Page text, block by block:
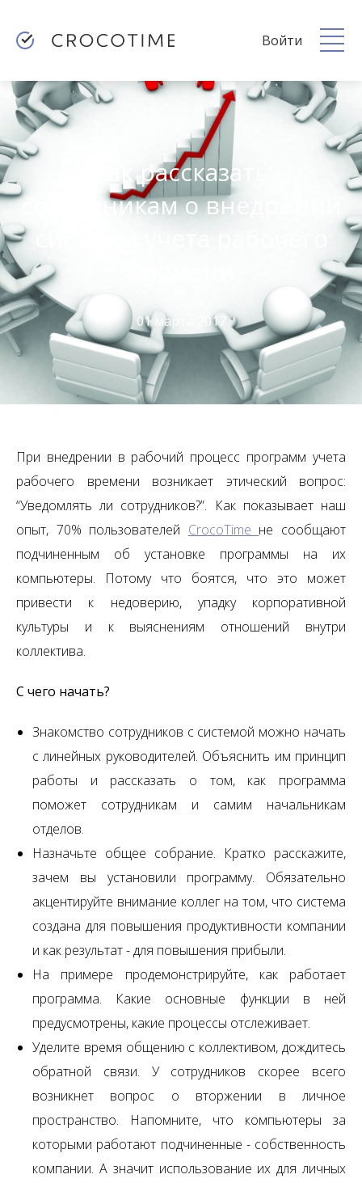
Войти
Как рассказать
сотрудникам о внедрении
01 марта 2017
При внедрении в рабочий процесс программ учета
рабочего времени возникает этический вопрос:
“Уведомлять ли сотрудников?”. Как показывает наш
опыт, 70% пользователей CrocoTime не сообщают
подчиненным об установке программы на их
компьютеры. Потому что боятся, что это может
привести к недоверию, упадку корпоративной
культуры и к выяснениям отношений внутри
коллектива.
С чего начать?
Знакомство сотрудников с системой можно начать
с линейных руководителей. Объяснить им принцип
работы и рассказать о том, как программа
поможет сотрудникам и самим начальникам
отделов.
Назначьте общее собрание. Кратко расскажите,
зачем вы установили программу. Обязательно
акцентируйте внимание коллег на том, что система
создана для повышения продуктивности компании
и как результат - для повышения прибыли.
На примере продемонстрируйте, как работает
программа. Какие основные функции в ней
предусмотрены, какие процессы отслеживает.
Уделите время общению с коллективом, дождитесь
обратной связи. У сотрудников скорее всего
возникнет вопрос о вторжении в личное
пространство. Напомните, что компьютеры за
которыми работают подчиненные - собственность
компании. А значит использование их для личных